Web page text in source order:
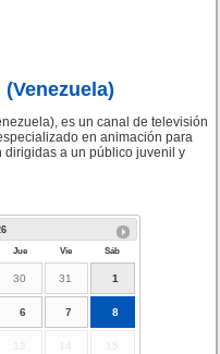
es un canal de televisión
en animación para
dirigidas a un público juvenil y
Jue Vie Sáb
30 31 1
6 7 8